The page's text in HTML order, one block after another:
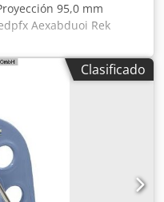
95,0 mm
Aexabduoi Rek
de potencia total
la máquina. 17,0
270 x 130 x 330
y extraer a
en acero
de montaje, ideal
Adecuado para bujear,
de palanca ajustable
- Ideal para
en general.
Clasificado